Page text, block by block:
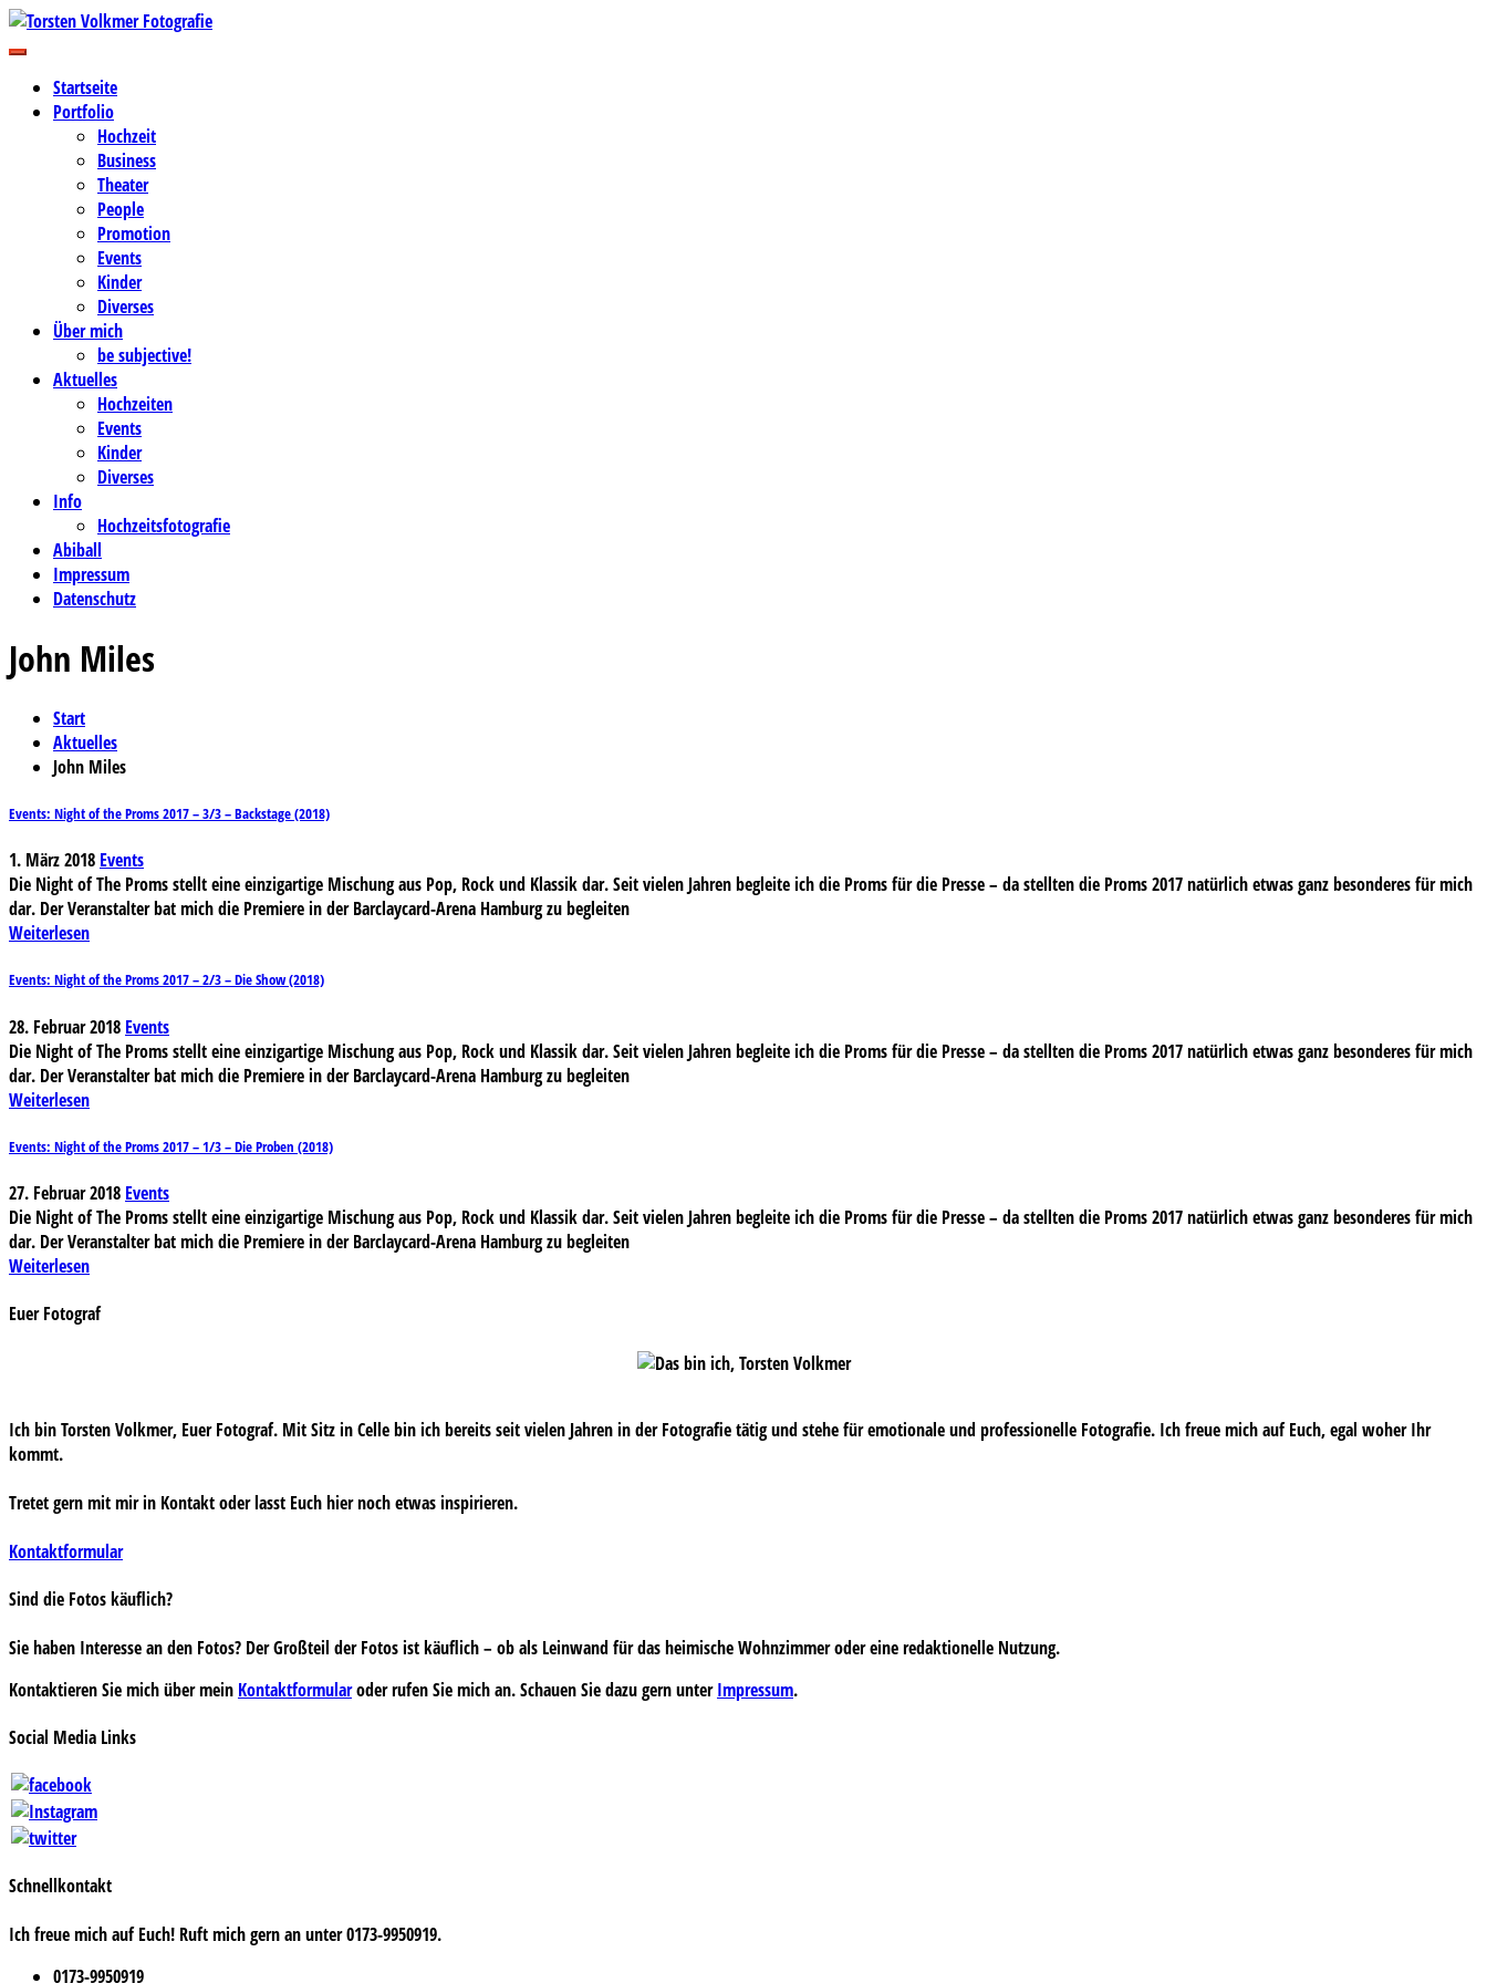
Zum
Inhalt
Torsten Volkmer Fotografie
Business-, Portrait- und Hochzeitsfotografie
Startseite
Portfolio
Hochzeit
Business
Theater
People
Promotion
Events
Kinder
Diverses
Über mich
be subjective!
Aktuelles
Hochzeiten
Events
Kinder
Diverses
Info
Hochzeitsfotografie
Abiball
Impressum
Datenschutz
John Miles
Start
Aktuelles
John Miles
Events: Night of the Proms 2017 – 3/3 – Backstage (2018)
1. März 2018 Events
Die Night of The Proms stellt eine einzigartige Mischung aus Pop, Rock und Klassik dar. Seit vielen Jahren begleite ich die Proms für die Presse – da stellten die Proms 2017 natürlich etwas ganz besonderes für mich
dar. Der Veranstalter bat mich die Premiere in der Barclaycard-Arena Hamburg zu begleiten
Weiterlesen
Events: Night of the Proms 2017 – 2/3 – Die Show (2018)
28. Februar 2018 Events
Die Night of The Proms stellt eine einzigartige Mischung aus Pop, Rock und Klassik dar. Seit vielen Jahren begleite ich die Proms für die Presse – da stellten die Proms 2017 natürlich etwas ganz besonderes für mich
dar. Der Veranstalter bat mich die Premiere in der Barclaycard-Arena Hamburg zu begleiten
Weiterlesen
Events: Night of the Proms 2017 – 1/3 – Die Proben (2018)
27. Februar 2018 Events
Die Night of The Proms stellt eine einzigartige Mischung aus Pop, Rock und Klassik dar. Seit vielen Jahren begleite ich die Proms für die Presse – da stellten die Proms 2017 natürlich etwas ganz besonderes für mich
dar. Der Veranstalter bat mich die Premiere in der Barclaycard-Arena Hamburg zu begleiten
Weiterlesen
Euer Fotograf
Ich bin Torsten Volkmer, Euer Fotograf. Mit Sitz in Celle bin ich bereits seit vielen Jahren in der Fotografie tätig und stehe für emotionale und professionelle Fotografie. Ich freue mich auf Euch, egal woher Ihr
kommt.
Tretet gern mit mir in Kontakt oder lasst Euch hier noch etwas inspirieren.
Kontaktformular
Sind die Fotos käuflich?
Sie haben Interesse an den Fotos? Der Großteil der Fotos ist käuflich – ob als Leinwand für das heimische Wohnzimmer oder eine redaktionelle Nutzung.
Kontaktieren Sie mich über mein Kontaktformularoder rufen Sie mich an. Schauen Sie dazu gern unterImpressum.
Social Media Links
Schnellkontakt
Ich freue mich auf Euch! Ruft mich gern an unter 0173-9950919.
0173-9950919